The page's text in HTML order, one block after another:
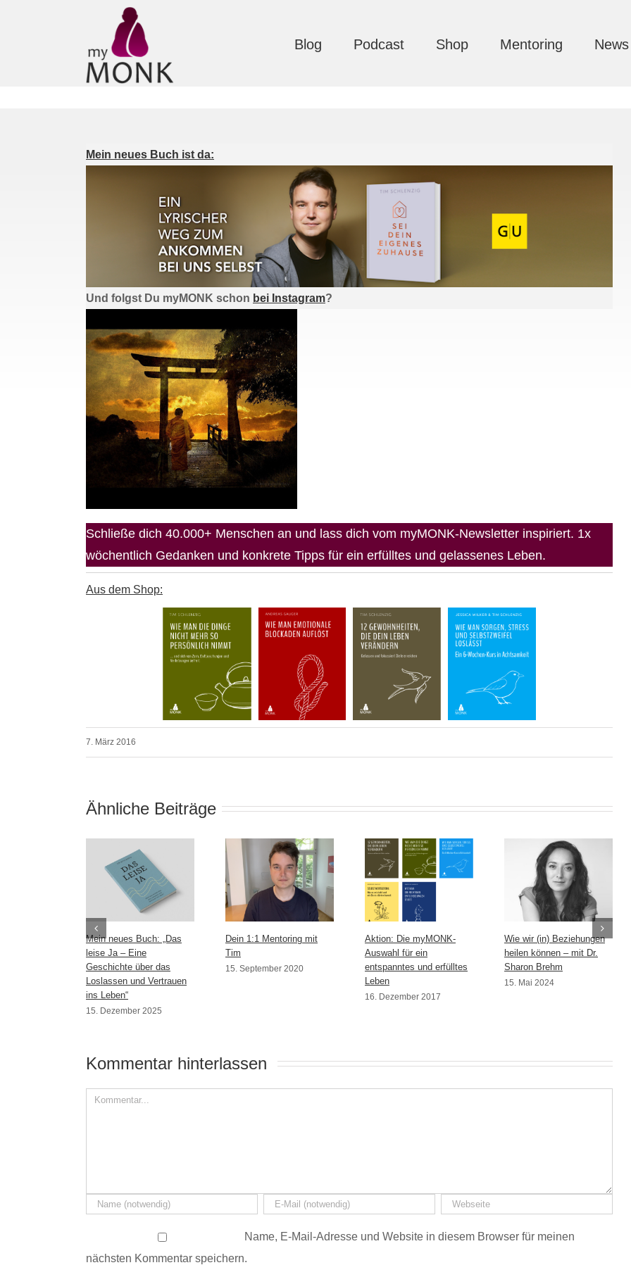
Blog Podcast Shop Mentoring News
Mein neues Buch ist da:
Und folgst Du myMONK schon bei Instagram?
Schließe dich 40.000+ Menschen an und lass dich vom myMONK-Newsletter inspiriert. 1x
wöchentlich Gedanken und konkrete Tipps für ein erfülltes und gelassenes Leben.
Aus dem Shop:
7. März 2016
Ähnliche Beiträge
Mein neues Buch: „Das
leise Ja – Eine
Geschichte über das
Loslassen und Vertrauen
ins Leben“
15. Dezember 2025
Dein 1:1 Mentoring mit
Tim
15. September 2020
Aktion: Die myMONK-
Auswahl für ein
entspanntes und erfülltes
Leben
16. Dezember 2017
Wie wir (in) Beziehungen
heilen können – mit Dr.
Sharon Brehm
15. Mai 2024
Kommentar hinterlassen
Name, E-Mail-Adresse und Website in diesem Browser für meinen
nächsten Kommentar speichern.